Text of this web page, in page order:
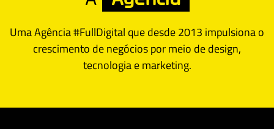
Uma Agência #FullDigital que desde 2013 impulsiona o
crescimento de negócios por meio de design,
tecnologia e marketing.